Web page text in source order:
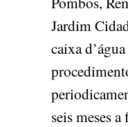
Jardim
caixa
seis meses